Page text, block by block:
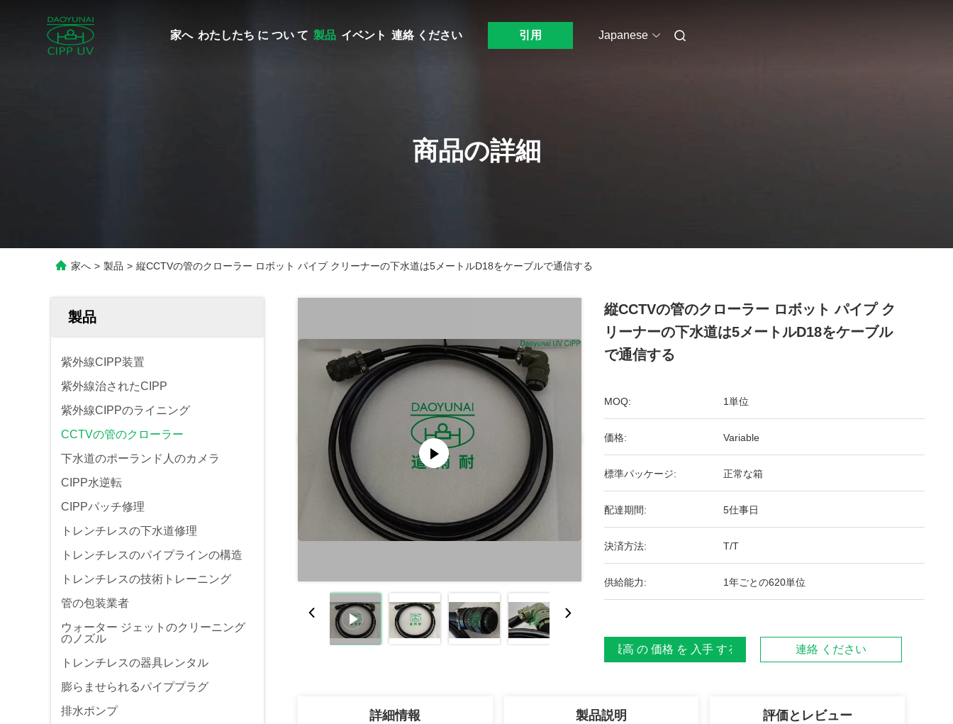
家へ わたしたち に つい て 製品 イベント 連絡 ください 引用 Japanese
商品の詳細
家へ > 製品 > 縦CCTVの管のクローラー ロボット パイプ クリーナーの下水道は5メートルD18をケーブルで通信する
製品
紫外線CIPP装置
紫外線治されたCIPP
紫外線CIPPのライニング
CCTVの管のクローラー
下水道のポーランド人のカメラ
CIPP水逆転
CIPPパッチ修理
トレンチレスの下水道修理
トレンチレスのパイプラインの構造
トレンチレスの技術トレーニング
管の包装業者
ウォーター ジェットのクリーニング
のノズル
トレンチレスの器具レンタル
膨らませられるパイププラグ
排水ポンプ
縦CCTVの管のクローラー ロボット パイプ ク
リーナーの下水道は5メートルD18をケーブル
で通信する
MOQ: 1単位
価格: Variable
標準パッケージ: 正常な箱
配達期間: 5仕事日
決済方法: T/T
供給能力: 1年ごとの620単位
最高 の 価格 を 入手 する 連絡 ください
詳細情報 製品説明 評価とレビュー